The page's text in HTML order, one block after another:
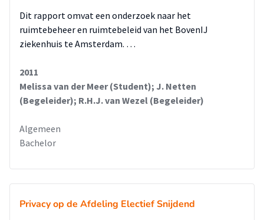
Dit rapport omvat een onderzoek naar het
ruimtebeheer en ruimtebeleid van het BovenIJ
ziekenhuis te Amsterdam. …
2011
Melissa van der Meer (Student); J. Netten
(Begeleider); R.H.J. van Wezel (Begeleider)
Algemeen
Bachelor
Privacy op de Afdeling Electief Snijdend